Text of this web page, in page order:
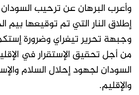
وأعرب البرهان عن ترحيب
إطلاق النار التي تم توقيعها بيم
وجبهة تحرير تيغراي وضرورة
من أجل تحقيق الإستقرار في
السودان لجهود إحلال السلام
والإقليم.